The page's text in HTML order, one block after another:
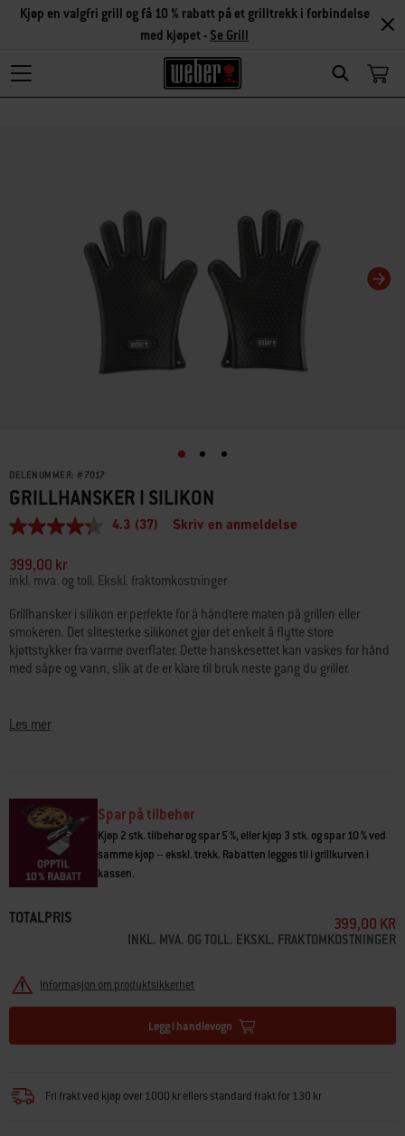
Search
Kjøp en valgfri grill og få 10 % rabatt på et grilltrekk i forbindelse
med kjøpet - Se Grill
DELENUMMER: # 7017
GRILLHANSKER I SILIKON
4.3
5
stjerner,
gjennomsnittlig
vurderingsverdi.
Read
37
Reviews.
Samme
sidelenke.
4.3 (37) Skriv en anmeldelse
399,00 kr
inkl. mva. og toll. Ekskl. fraktomkostninger
Grillhansker i silikon er perfekte for å håndtere maten på grillen eller
smokeren. Det slitesterke silikonet gjør det enkelt å flytte store
kjøttstykker fra varme overflater. Dette hanskesettet kan vaskes for hånd
med såpe og vann, slik at de er klare til bruk neste gang du griller.
• Næringsmiddelgodkjent silikon
Les mer
Spar på tilbehør
Kjøp 2 stk. tilbehør og spar 5 %, eller kjøp 3 stk. og spar 10 % ved
samme kjøp – ekskl. trekk. Rabatten legges til i grillkurven i
kassen.
TOTALPRIS 399,00 KR
INKL. MVA. OG TOLL. EKSKL. FRAKTOMKOSTNINGER
Informasjon om produktsikkerhet
Legg i handlevogn
Fri frakt ved kjøp over 1000 kr ellers standard frakt for 130 kr